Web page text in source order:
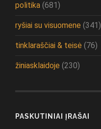
politika (681)
ryšiai su visuomene (341)
tinklaraščiai & teisė (76)
žiniasklaidoje (230)
PASKUTINIAI ĮRAŠAI